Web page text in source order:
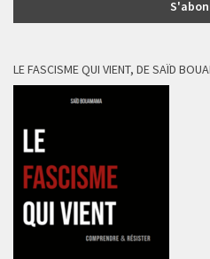
LE FASCISME QUI VIENT, DE SAÏD